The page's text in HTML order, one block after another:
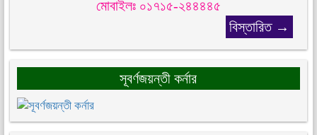
মোবাইলঃ ০১৭১৫-২৪৪৪৪৫
বিস্তারিত →
সূবর্ণজয়ন্তী কর্নার